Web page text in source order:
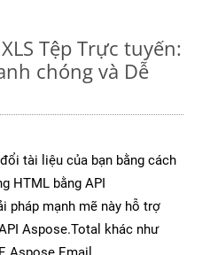
Tệp Trực tuyến:
chóng và Dễ
tài liệu của bạn bằng cách
HTML bằng API
pháp mạnh mẽ này hỗ trợ
Aspose.Total khác như